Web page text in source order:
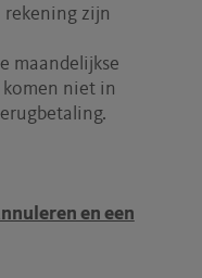
rekening zijn
maandelijkse
niet in
en een